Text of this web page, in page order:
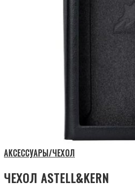
АКСЕССУАРЫ/ЧЕХОЛ
ЧЕХОЛ ASTELL&KERN